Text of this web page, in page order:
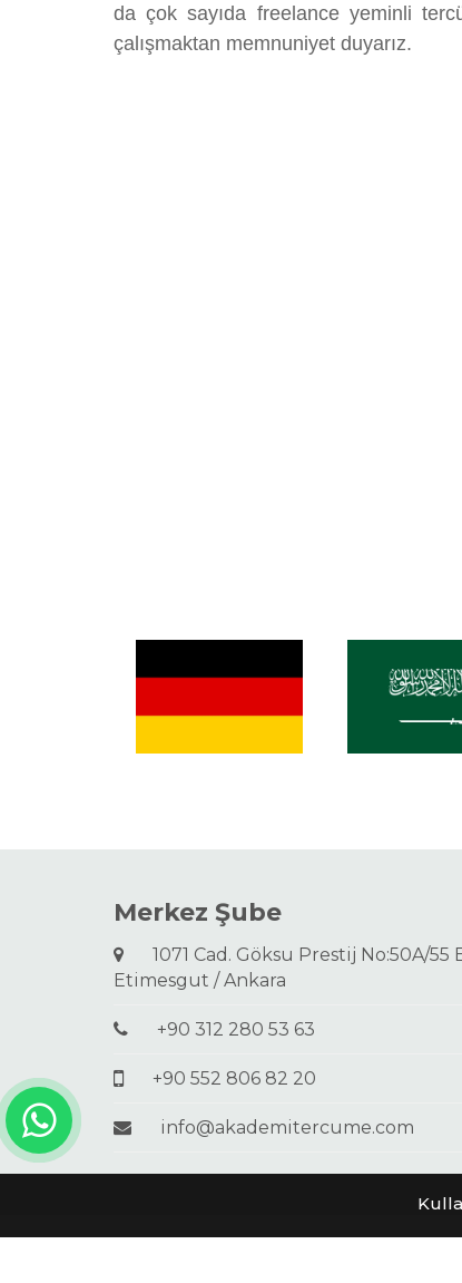
da çok sayıda freelance yeminli
çalışmaktan memnuniyet duyarız.
Merkez Şube
1071 Cad. Göksu Prestij No:50A/55
Etimesgut / Ankara
+90 312 280 53 63
+90 552 806 82 20
info@akademitercume.com